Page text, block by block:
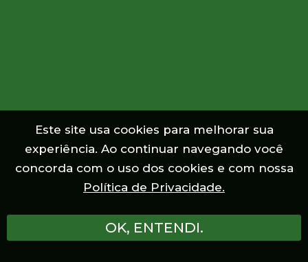
Este site usa cookies para melhorar sua
experiência. Ao continuar navegando você
concorda com o uso dos cookies e com nossa
Política de Privacidade.
OK, ENTENDI.